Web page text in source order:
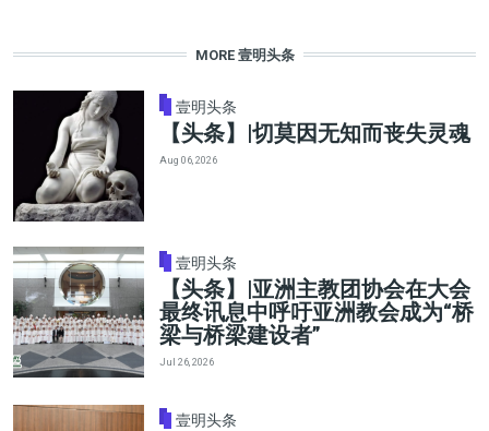
MORE 壹明头条
壹明头条
【头条】|切莫因无知而丧失灵魂
Aug 06, 2026
壹明头条
【头条】|亚洲主教团协会在大会
最终讯息中呼吁亚洲教会成为“桥
梁与桥梁建设者”
Jul 26, 2026
壹明头条